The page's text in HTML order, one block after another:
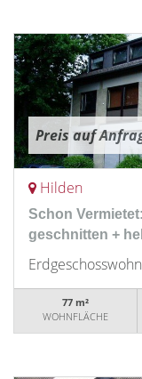
Preis auf
Hilden
Schon
geschnitten +
77 m²
WOHNFLÄCHE